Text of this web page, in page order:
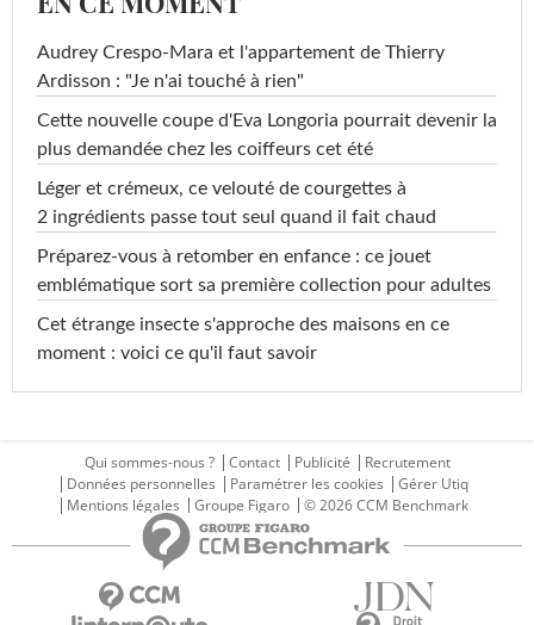
Audrey Crespo-Mara et l'appartement de Thierry
Ardisson : "Je n'ai touché à rien"
Cette nouvelle coupe d'Eva Longoria pourrait devenir la
plus demandée chez les coiffeurs cet été
Léger et crémeux, ce velouté de courgettes à
2 ingrédients passe tout seul quand il fait chaud
Préparez-vous à retomber en enfance : ce jouet
emblématique sort sa première collection pour adultes
Cet étrange insecte s'approche des maisons en ce
moment : voici ce qu'il faut savoir
Qui sommes-nous ? Contact Publicité
Recrutement
Données personnelles
Paramétrer les cookies
Gérer Utiq
Mentions légales
Groupe Figaro © 2026 CCM Benchmark